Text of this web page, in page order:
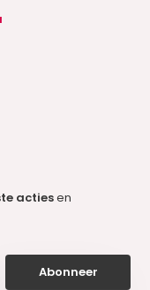
actiesen
Abonneer